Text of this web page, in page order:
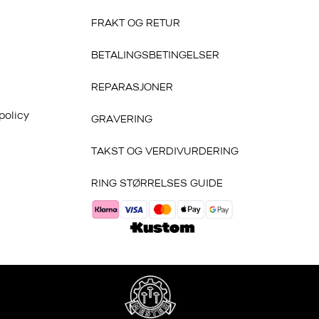
FRAKT OG RETUR
BETALINGSBETINGELSER
REPARASJONER
GRAVERING
TAKST OG VERDIVURDERING
RING STØRRELSES GUIDE